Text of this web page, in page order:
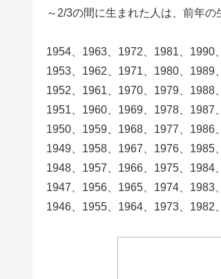
～2/3の間に生まれた人は、前年の
1954、1963、1972、1981、
1953、1962、1971、1980、
1952、1961、1970、1979、
1951、1960、1969、1978、
1950、1959、1968、1977、
1949、1958、1967、1976、
1948、1957、1966、1975、
1947、1956、1965、1974、
1946、1955、1964、1973、